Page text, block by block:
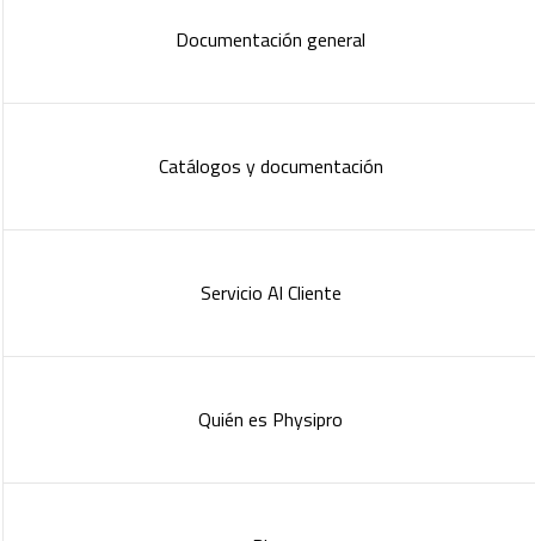
Documentación general
Catálogos y documentación
Servicio Al Cliente
Quién es Physipro